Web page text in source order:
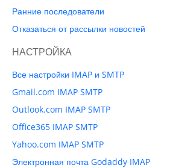
Ранние последователи
Отказаться от рассылки новостей
НАСТРОЙКА
Все настройки IMAP и SMTP
Gmail.com IMAP SMTP
Outlook.com IMAP SMTP
Office365 IMAP SMTP
Yahoo.com IMAP SMTP
Электронная почта Godaddy IMAP